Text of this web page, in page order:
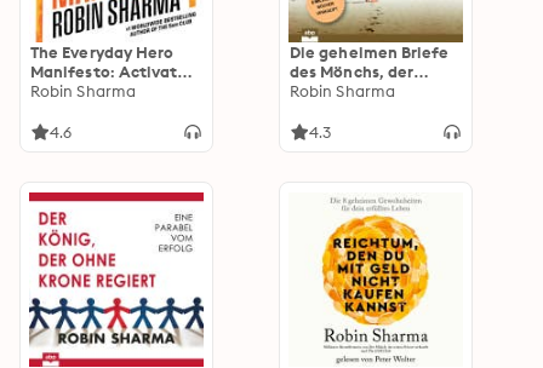
The Everyday Hero
Manifesto: Activate
Your Positivity,
Productivity, Serve
Robin Sharma
4.6
Die geheimen Briefe
des Mönchs, der
seinen Ferrari
Parabel vom Suchen
Robin Sharma
4.3